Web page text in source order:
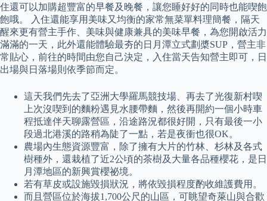
住還可以加購超豐富的早餐及晚餐，讓您睡好好的同時也能喫飽
飽哦。 入住還能享用美味又均衡的家常無菜單料理簡餐，隔天
醒來更有營主手作、美味與健康兼具的美味早餐，為您開啟活力
滿滿的一天，此外還能體驗最夯的日月潭立式劃槳SUP，營主非
常貼心，前往的時間由您自己決定，入住當天告知營主即可，日
出場與日落場則依季節而定。
這天我們先去了亞洲大學羅馬競技場、再去了光復新村喫
上次沒喫到的麵粉遇見水腰帶麵，然後再開約一個小時車
程抵達伴天聊露營區，沿途路況都很好開，只有最後一小
段過北港溪的路稍為陡了一點，若是夜衝也很OK。
農場內生態資源豐富，除了擁有大片的竹林、杉林及各式
樹種外，還栽植了近2公頃的茶樹及大量各品種櫻花，是日
月潭地區的新興賞櫻祕境。
若有草皮或設施毀損狀況，將依毀損程度酌收維護費用。
而且營區位於海拔1,700公尺的山區，可眺望奇萊山與合歡